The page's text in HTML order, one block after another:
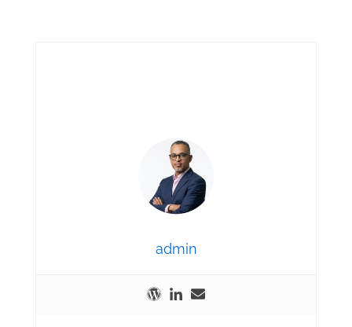
admin